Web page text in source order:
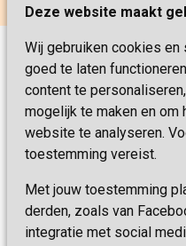
Deze website maakt
Wij gebruiken cookies
goed te laten
content te
mogelijk te maken en om
website te analyseren.
toestemming vereist.
Met jouw toestemming
derden, zoals van
integratie met social
Onze functies
Verpleegkunde
Verzorging
Coördinator Zorg &
Helpende
Medische dienst
Vacatures
Werken & Leren
Veelgestelde
Sevagram.nl